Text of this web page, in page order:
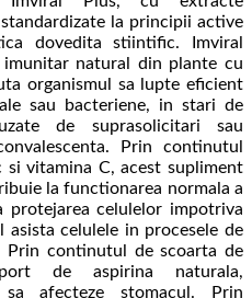
la principii active
dovedita stiintific. Imviral
natural din plante cu
organismul sa lupte eficient
sau bacteriene, in stari de
de suprasolicitari sau
Prin continutul
si vitamina C, acest supliment
la functionarea normala a
protejarea celulelor impotriva
celulele in procesele de
Prin continutul de scoarta de
de aspirina naturala,
sa afecteze stomacul. Prin